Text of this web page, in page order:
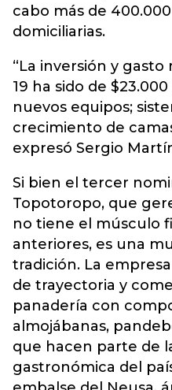
cabo más de
domiciliarias.
“La inversión y
19 ha sido de
nuevos equipos;
crecimiento de
expresó Sergio
Si bien el tercer
Topotoropo, que
no tiene el músculo
anteriores, es una
tradición. La
de trayectoria y
panadería con
almojábanas,
que hacen parte de
gastronómica del